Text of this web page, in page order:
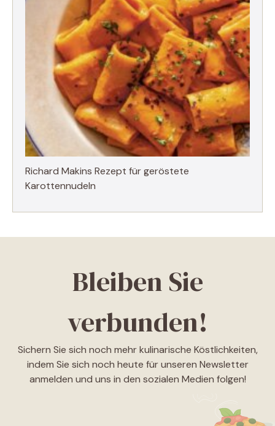
Richard Makins Rezept für geröstete
Karottennudeln
Bleiben Sie
verbunden!
Sichern Sie sich noch mehr kulinarische Köstlichkeiten,
indem Sie sich noch heute für unseren Newsletter
anmelden und uns in den sozialen Medien folgen!